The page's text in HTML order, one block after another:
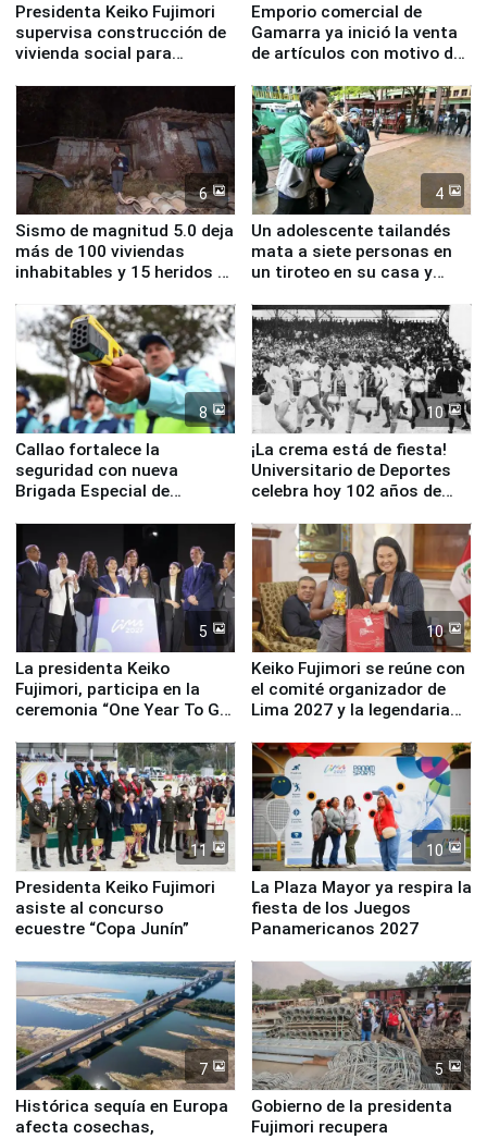
Presidenta Keiko Fujimori
supervisa construcción de
vivienda social para
Emporio comercial de
Gamarra ya inició la venta
de artículos con motivo de
6
Sismo de magnitud 5.0 deja
más de 100 viviendas
inhabitables y 15 heridos en
4
Un adolescente tailandés
mata a siete personas en
un tiroteo en su casa y
8
Callao fortalece la
seguridad con nueva
Brigada Especial de
equipamiento para
Serenazgo
10
¡La crema está de fiesta!
Universitario de Deportes
celebra hoy 102 años de
5
La presidenta Keiko
Fujimori, participa en la
ceremonia “One Year To Go
10
Keiko Fujimori se reúne con
el comité organizador de
Lima 2027 y la legendaria
11
Presidenta Keiko Fujimori
asiste al concurso
ecuestre “Copa Junín”
10
La Plaza Mayor ya respira la
fiesta de los Juegos
Panamericanos 2027
7
Histórica sequía en Europa
afecta cosechas,
5
Gobierno de la presidenta
Fujimori recupera